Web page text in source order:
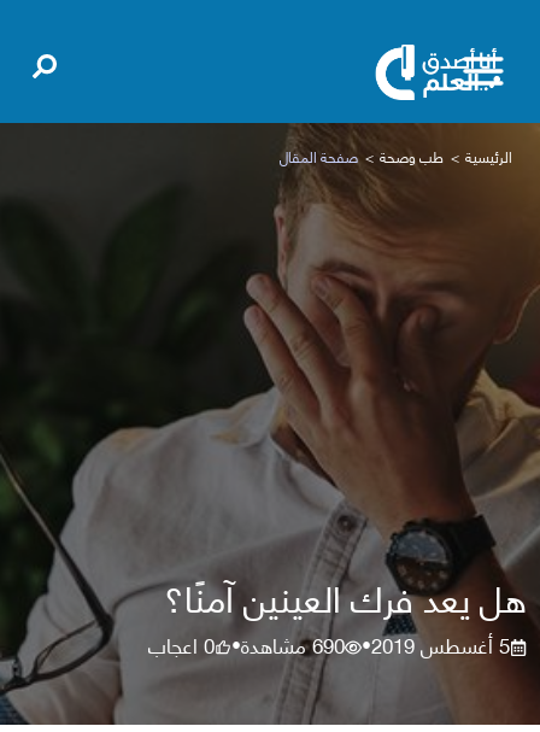
الرئيسية طب وصحة صفحة المقال
هل يعد فرك العينين آمنًا؟
5 أغسطس 2019 •
690مشاهدة•
0اعجاب